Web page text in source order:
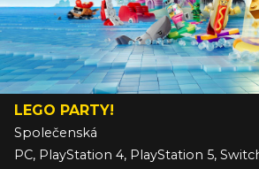
LEGO PARTY!
Společenská